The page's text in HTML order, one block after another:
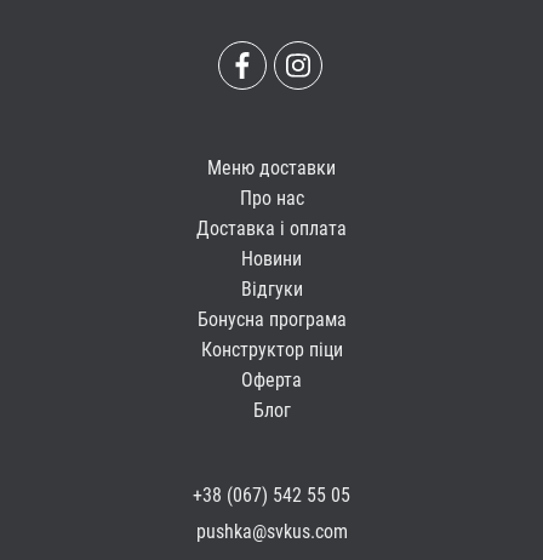
Меню доставки
Про нас
Доставка і оплата
Новини
Відгуки
Бонусна програма
Конструктор піци
Оферта
Блог
+38 (067) 542 55 05
pushka@svkus.com